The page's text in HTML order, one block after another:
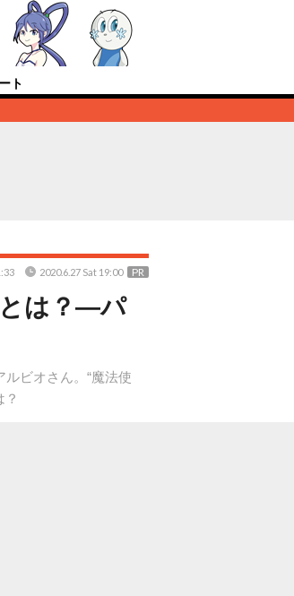
ト
とは？―パ
ビオさん。“魔法使
2020.6.27 Sat 19:00 PR